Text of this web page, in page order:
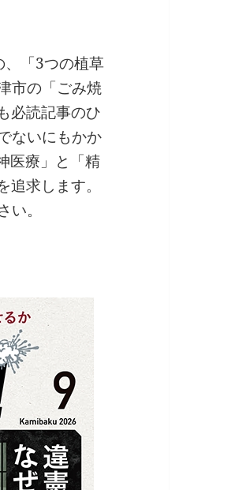
、「3つの植草
市の「ごみ焼
必読記事のひ
ないにもかか
医療」と「精
求します。
。